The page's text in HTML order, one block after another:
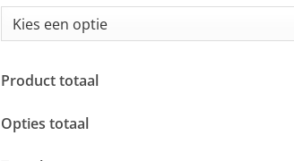
Product totaal
Opties totaal